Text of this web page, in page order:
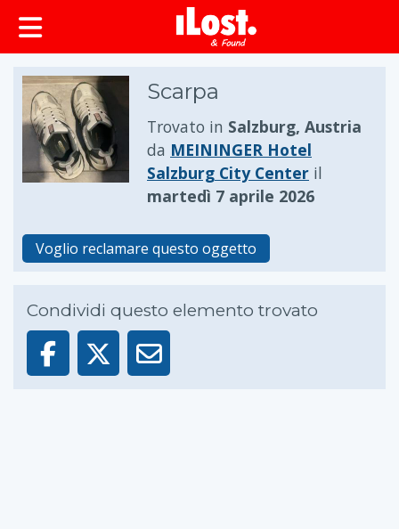
principale
Scarpa
Trovato in Salzburg, Austria
da MEININGER Hotel
Salzburg City Center il
martedì 7 aprile 2026
Voglio reclamare questo oggetto
Condividi questo elemento trovato